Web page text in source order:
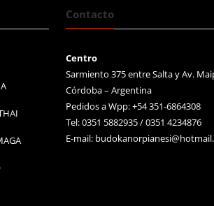
Contacto
Centro
Sarmiento 375 entre Salta y Av.
Córdoba – Argentina
Pedidos a Wpp: +54 351-6864308
Tel: 0351 5882935 / 0351 4234876
E-mail: